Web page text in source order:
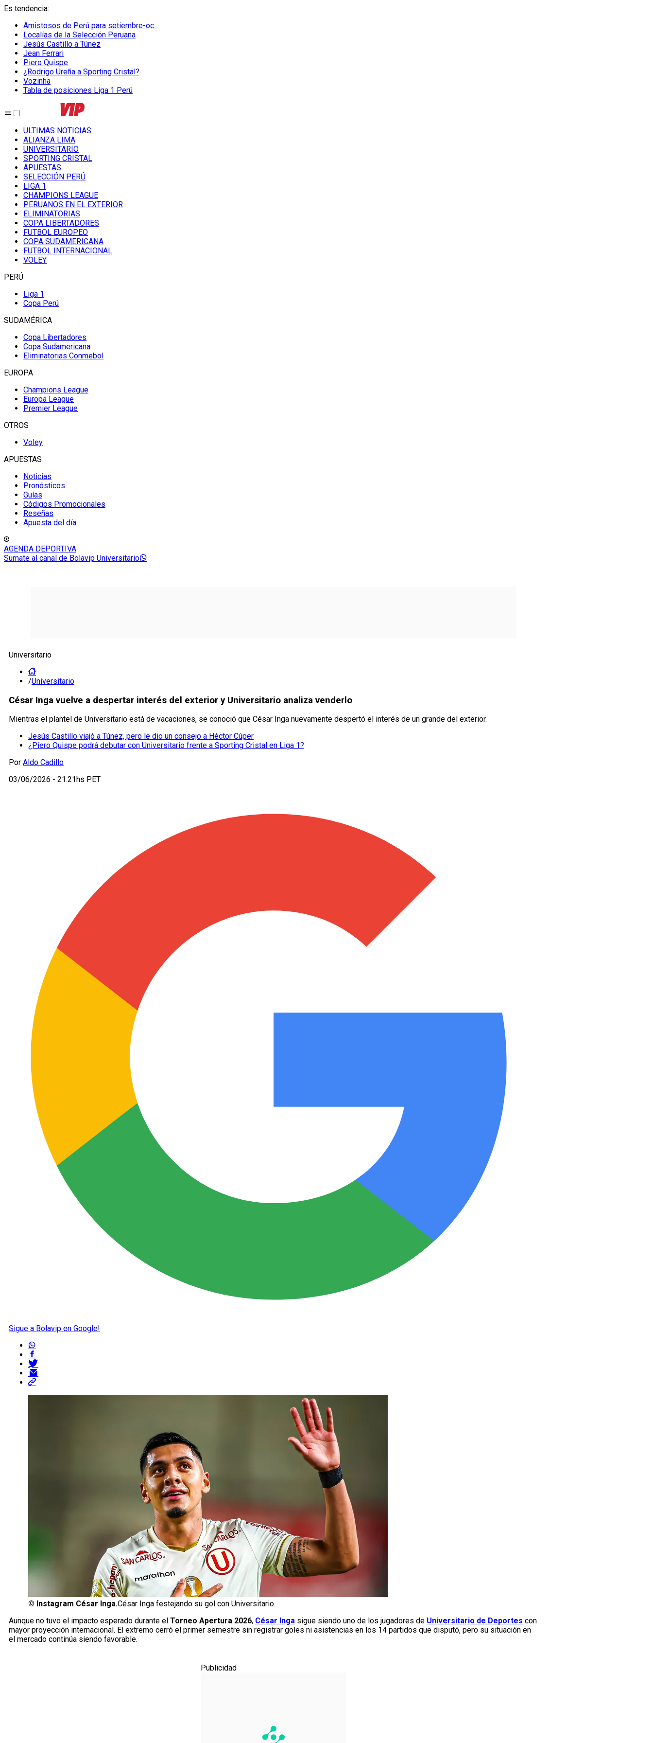
Es tendencia:
Amistosos de Perú para setiembre-oc...
Localías de la Selección Peruana
Jesús Castillo a Túnez
Jean Ferrari
Piero Quispe
¿Rodrigo Ureña a Sporting Cristal?
Vozinha
Tabla de posiciones Liga 1 Perú
ULTIMAS NOTICIAS
ALIANZA LIMA
UNIVERSITARIO
SPORTING CRISTAL
APUESTAS
SELECCIÓN PERÚ
LIGA 1
CHAMPIONS LEAGUE
PERUANOS EN EL EXTERIOR
ELIMINATORIAS
COPA LIBERTADORES
FUTBOL EUROPEO
COPA SUDAMERICANA
FUTBOL INTERNACIONAL
VOLEY
PERÚ
Liga 1
Copa Perú
SUDAMÉRICA
Copa Libertadores
Copa Sudamericana
Eliminatorias Conmebol
EUROPA
Champions League
Europa League
Premier League
OTROS
Voley
APUESTAS
Noticias
Pronósticos
Guías
Códigos Promocionales
Reseñas
Apuesta del día
AGENDA DEPORTIVA
Sumate al canal de Bolavip Universitario
Universitario
/Universitario
César Inga vuelve a despertar interés del exterior y Universitario analiza venderlo
Mientras el plantel de Universitario está de vacaciones, se conoció que César Inga nuevamente despertó el interés de un grande del exterior.
Jesús Castillo viajó a Túnez, pero le dio un consejo a Héctor Cúper
¿Piero Quispe podrá debutar con Universitario frente a Sporting Cristal en Liga 1?
Por Aldo Cadillo
03/06/2026 - 21:21hs PET
Sigue a Bolavip en Google!
© Instagram César Inga.César Inga festejando su gol con Universitario.
Aunque no tuvo el impacto esperado durante el Torneo Apertura 2026, César Inga sigue siendo uno de los jugadores de Universitario de Deportes con
mayor proyección internacional. El extremo cerró el primer semestre sin registrar goles ni asistencias en los 14 partidos que disputó, pero su situación en
el mercado continúa siendo favorable.
Publicidad